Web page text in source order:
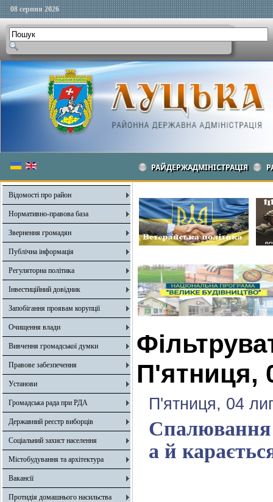
08 серпня 2026
РАЙДЕРЖАДМІНІСТРАЦІЯ
Відомості про район
Нормативно-правова база
Звернення громадян
Публічна інформація
Регуляторна політика
Інвестиційний довідник
Запобігання проявам корупції
Очищення влади
Вивчення громадської думки
Правове забезпечення
Установи
Громадська рада при РДА
Державний реєстр виборців
Соціальний захист населення
Містобудування та архітектура
Вакансії
Протидія домашнього насильства
П'ятниця,
П'ятниця, 04
Спалювання
а й